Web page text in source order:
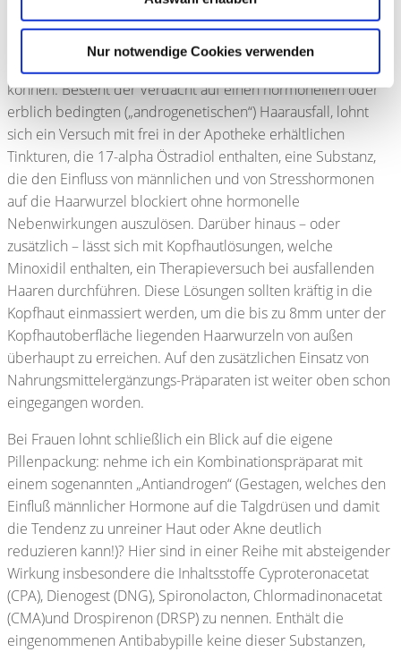
Nur notwendige Cookies verwenden
damit möglicherweise haarwuchsfördernde Wirkung haben
bestimmte Coffein- oder Tinctura Pfaffia-haltige Shampoos,
mit denen die Haare auch täglich gewaschen werden
können. Besteht der Verdacht auf einen hormonellen oder
erblich bedingten („androgenetischen“) Haarausfall, lohnt
sich ein Versuch mit frei in der Apotheke erhältlichen
Tinkturen, die 17-alpha Östradiol enthalten, eine Substanz,
die den Einfluss von männlichen und von Stresshormonen
auf die Haarwurzel blockiert ohne hormonelle
Nebenwirkungen auszulösen. Darüber hinaus – oder
zusätzlich – lässt sich mit Kopfhautlösungen, welche
Minoxidil enthalten, ein Therapieversuch bei ausfallenden
Haaren durchführen. Diese Lösungen sollten kräftig in die
Kopfhaut einmassiert werden, um die bis zu 8mm unter der
Kopfhautoberfläche liegenden Haarwurzeln von außen
überhaupt zu erreichen. Auf den zusätzlichen Einsatz von
Nahrungsmittelergänzungs-Präparaten ist weiter oben schon
eingegangen worden.
Bei Frauen lohnt schließlich ein Blick auf die eigene
Pillenpackung: nehme ich ein Kombinationspräparat mit
einem sogenannten „Antiandrogen“ (Gestagen, welches den
Einfluß männlicher Hormone auf die Talgdrüsen und damit
die Tendenz zu unreiner Haut oder Akne deutlich
reduzieren kann!)? Hier sind in einer Reihe mit absteigender
Wirkung insbesondere die Inhaltsstoffe Cyproteronacetat
(CPA), Dienogest (DNG), Spironolacton, Chlormadinonacetat
(CMA)und Drospirenon (DRSP) zu nennen. Enthält die
eingenommenen Antibabypille keine dieser Substanzen,